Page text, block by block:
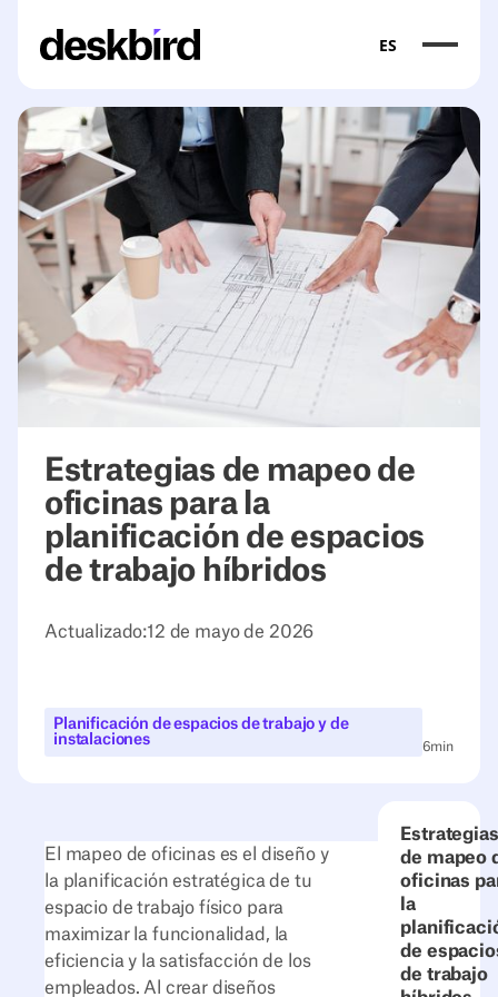
ES
Estrategias de mapeo de
oficinas para la
planificación de espacios
de trabajo híbridos
Actualizado:12 de mayo de 2026
Planificación de espacios de trabajo y de
instalaciones
6min
Estrategias
de mapeo
oficinas
la
de
de trabajo
El mapeo de oficinas es el diseño y
la planificación estratégica de tu
espacio de trabajo físico para
maximizar la funcionalidad, la
eficiencia y la satisfacción de los
empleados. Al crear diseños